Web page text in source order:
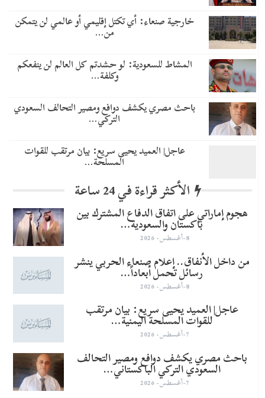
خارجية صنعاء: أي تكتل إقليمي أو عالمي لن يتمكن
من…
المشاط للسعودية: لو حشدتم كل العالم لن ينفعكم
وكلفة…
باحث مصري يكشف دوافع ومصير التحالف السعودي
التركي…
عاجل| العميد يحيى سريع: بيان مرتقب للقوات
المسلحة…
الأكثر قراءة في 24 ساعة
هجوم إماراتي على اتفاق الدفاع المشترك بين
باكستان والسعودية…
8-أغسطس- 2026
من داخل الأنفاق.. إعلام صنعاء الحربي ينشر
رسائل تحمل أبعاداً…
8-أغسطس- 2026
عاجل| العميد يحيى سريع: بيان مرتقب
للقوات المسلحة اليمنية…
7-أغسطس- 2026
باحث مصري يكشف دوافع ومصير التحالف
السعودي التركي الباكستاني…
7-أغسطس- 2026